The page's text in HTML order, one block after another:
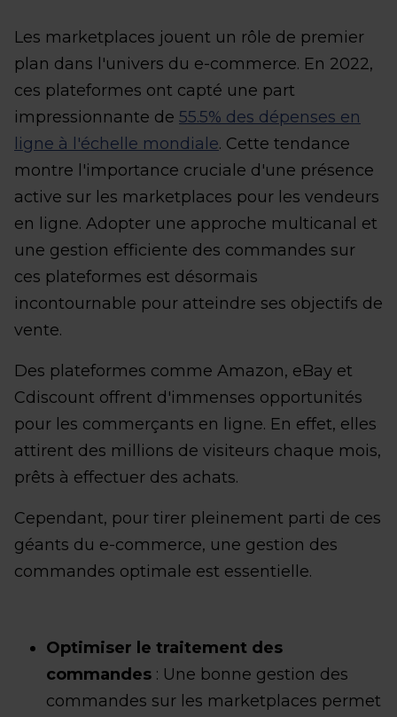
Les marketplaces jouent un rôle de premier
plan dans l'univers du e-commerce. En 2022,
ces plateformes ont capté une part
impressionnante de 55.5% des dépenses en
ligne à l'échelle mondiale. Cette tendance
montre l'importance cruciale d'une présence
active sur les marketplaces pour les vendeurs
en ligne. Adopter une approche multicanal et
une gestion efficiente des commandes sur
ces plateformes est désormais
incontournable pour atteindre ses objectifs de
vente.
Des plateformes comme Amazon, eBay et
Cdiscount offrent d'immenses opportunités
pour les commerçants en ligne. En effet, elles
attirent des millions de visiteurs chaque mois,
prêts à effectuer des achats.
Cependant, pour tirer pleinement parti de ces
géants du e-commerce, une gestion des
commandes optimale est essentielle.
Optimiser le traitement des
commandes : Une bonne gestion des
commandes sur les marketplaces permet